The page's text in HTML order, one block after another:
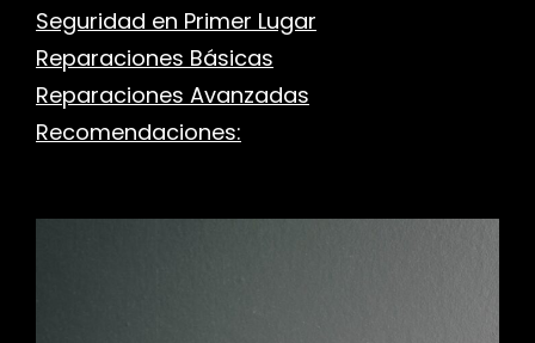
Seguridad en Primer Lugar
Reparaciones Básicas
Reparaciones Avanzadas
Recomendaciones: